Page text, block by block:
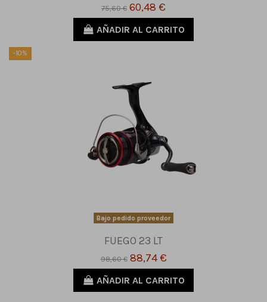
75,60 € 60,48 €
AÑADIR AL CARRITO
-10%
Bajo pedido proveedor
FUEGO 23 LT
98,60 € 88,74 €
AÑADIR AL CARRITO